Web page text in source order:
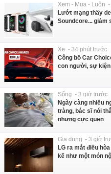
Xem - Mua - Luôn
Lướt mạng thấy
Soundcore... giảm
Xe - 34 phút trước
Công bố Car
con người, sự kiện
Sống - 3 giờ trước
Ngày càng nhiều
tràng, bác sĩ nói
nhưng cực quen
Gia dụng - 3 giờ
LG ra mắt điều
kế như một món